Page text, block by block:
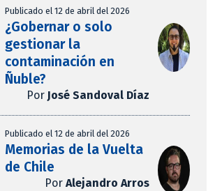
Publicado el 12 de abril del 2026
¿Gobernar o solo
gestionar la
contaminación en
Ñuble?
Por José Sandoval Díaz
Publicado el 12 de abril del 2026
Memorias de la Vuelta
de Chile
Por Alejandro Arros